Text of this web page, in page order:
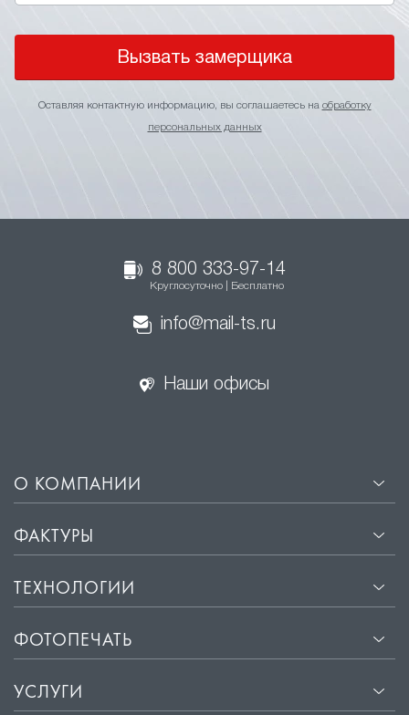
Вызвать замерщика
Оставляя контактную информацию, вы соглашаетесь на обработку
персональных данных
8 800 333-97-14
Круглосуточно | Бесплатно
info@mail-ts.ru
Наши офисы
О КОМПАНИИ
ФАКТУРЫ
ТЕХНОЛОГИИ
ФОТОПЕЧАТЬ
УСЛУГИ